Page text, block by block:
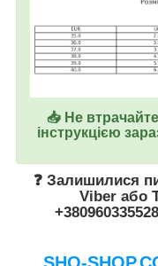
📥 Не
інструкцією
❓ Залишилися
Viber або
+380960335528